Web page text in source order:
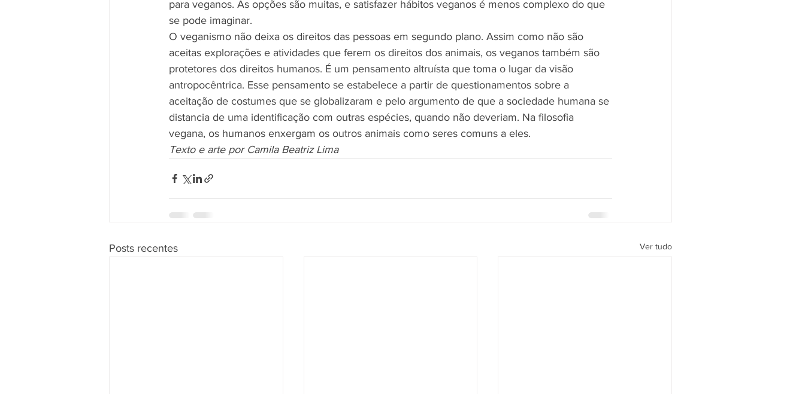
para veganos. As opções são muitas, e satisfazer hábitos veganos é menos complexo do que
se pode imaginar.
O veganismo não deixa os direitos das pessoas em segundo plano. Assim como não são
aceitas explorações e atividades que ferem os direitos dos animais, os veganos também são
protetores dos direitos humanos. É um pensamento altruísta que toma o lugar da visão
antropocêntrica. Esse pensamento se estabelece a partir de questionamentos sobre a
aceitação de costumes que se globalizaram e pelo argumento de que a sociedade humana se
distancia de uma identificação com outras espécies, quando não deveriam. Na filosofia
vegana, os humanos enxergam os outros animais como seres comuns a eles.
Texto e arte por Camila Beatriz Lima
Posts recentes Ver tudo